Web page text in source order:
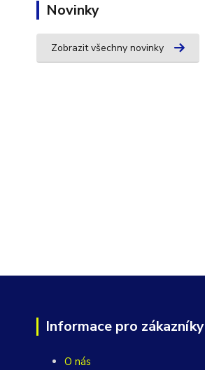
Novinky
Zobrazit všechny novinky
Informace pro zákazníky
O nás